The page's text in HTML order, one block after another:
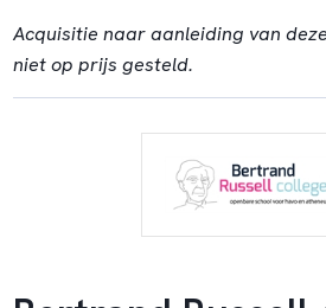
Acquisitie naar aanleiding van
niet op prijs gesteld.